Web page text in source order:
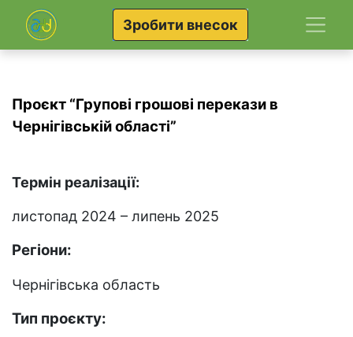
Зробити внесок
Проєкт “Групові грошові перекази в
Чернігівській області”
Термін реалізації:
листопад 2024 – липень 2025
Регіони:
Чернігівська область
Тип проєкту: